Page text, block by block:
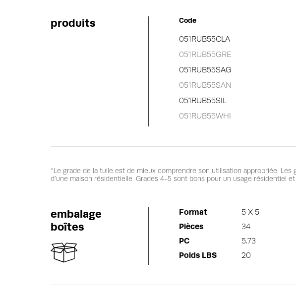
produits Code
051RUB55CLA
051RUB55GRE
051RUB55SAG
051RUB55SAN
051RUB55SIL
051RUB55WHI
*Le grade de la tuile est de mieux comprendre son utilisation appropriée.
d’une maison résidentielle. Grades 4-5 sont bons pour un usage résidentiel
embalage
boîtes
Format
Pièces
PC
Poids LBS
5 X 5
34
5.73
20